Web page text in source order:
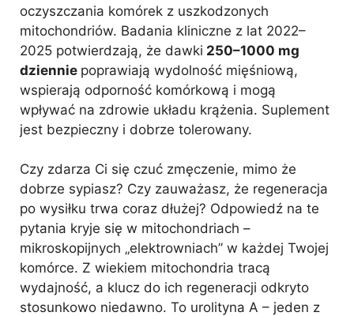
oczyszczania komórek z uszkodzonych
mitochondriów. Badania kliniczne z lat 2022–
2025 potwierdzają, że dawki 250–1000 mg
dziennie poprawiają wydolność mięśniową,
wspierają odporność komórkową i mogą
wpływać na zdrowie układu krążenia. Suplement
jest bezpieczny i dobrze tolerowany.
Czy zdarza Ci się czuć zmęczenie, mimo że
dobrze sypiasz? Czy zauważasz, że regeneracja
po wysiłku trwa coraz dłużej? Odpowiedź na te
pytania kryje się w mitochondriach –
mikroskopijnych „elektrowniach” w każdej Twojej
komórce. Z wiekiem mitochondria tracą
wydajność, a klucz do ich regeneracji odkryto
stosunkowo niedawno. To urolityna A – jeden z